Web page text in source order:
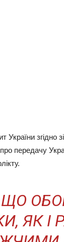
згідно
передачу
ЯК І